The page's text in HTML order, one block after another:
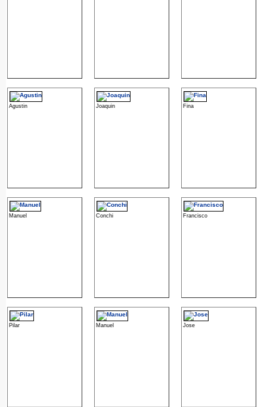
Agustin Joaquin Fina
Manuel Conchi Francisco
Pilar Manuel Jose